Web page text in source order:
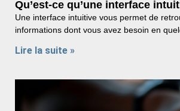
Qu’est-ce qu’une interface
Une interface intuitive vous permet de
informations dont vous avez besoin en
Lire la suite »